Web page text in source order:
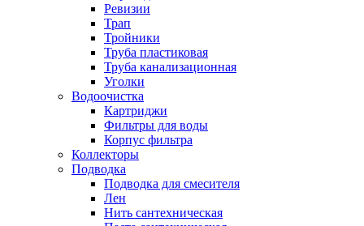
Ревизии
Трап
Тройники
Труба пластиковая
Труба канализационная
Уголки
Водоочистка
Картриджи
Фильтры для воды
Корпус фильтра
Коллекторы
Подводка
Подводка для смесителя
Лен
Нить сантехническая